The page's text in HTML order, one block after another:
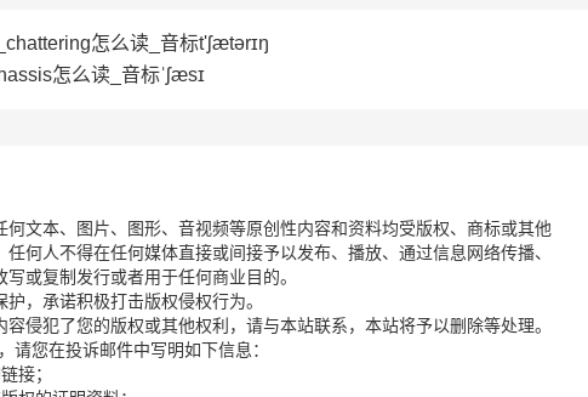
怎么读_音标t'ʃætərɪŋ
怎么读_音标ˈʃæsɪ
文本、图片、图形、音视频等原创性内容和资料均受版权、商标或其他
何人不得在任何媒体直接或间接予以发布、播放、通过信息网络传播、
或复制发行或者用于任何商业目的。
，承诺积极打击版权侵权行为。
侵犯了您的版权或其他权利，请与本站联系，本站将予以删除等处理。
您在投诉邮件中写明如下信息：
接；